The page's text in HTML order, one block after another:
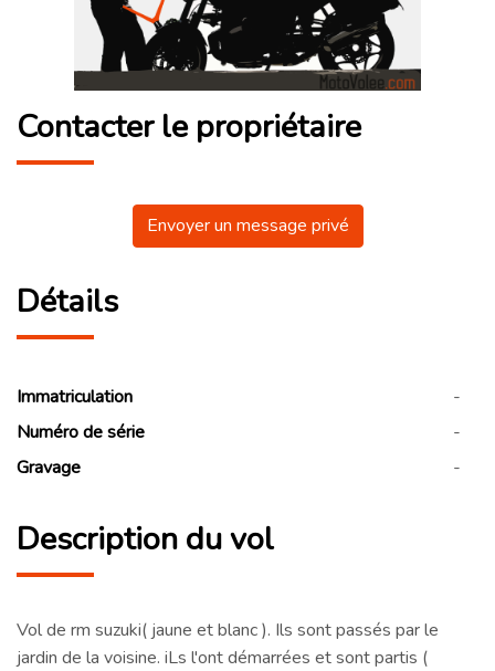
Contacter le propriétaire
Envoyer un message privé
Détails
Immatriculation
-
Numéro de série
-
Gravage
-
Description du vol
Vol de rm suzuki( jaune et blanc ). Ils sont passés par le
jardin de la voisine. iLs l'ont démarrées et sont partis (